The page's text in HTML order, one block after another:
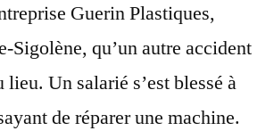
Guerin Plastiques,
Sigolène, qu’un autre accident
lieu. Un salarié s’est blessé à
de réparer une machine.